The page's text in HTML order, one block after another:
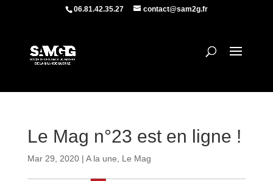
06.81.42.35.27 contact@sam2g.fr
Le Mag n°23 est en ligne !
Mar 29, 2020| A la une Le Mag